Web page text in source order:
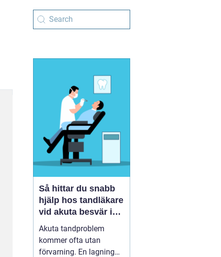
Så hittar du snabb
hjälp hos tandläkare
vid akuta besvär i
malmö
Akuta tandproblem
kommer ofta utan
förvarning. En lagning